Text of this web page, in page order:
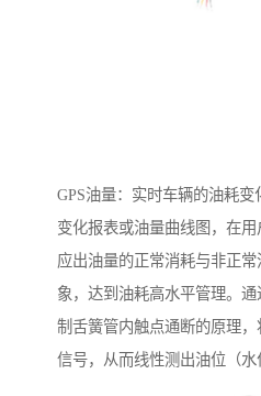
GPS油量：实时车辆的油耗
变化报表或油量曲线图，在
应出油量的正常消耗与非正
象，达到油耗高水平管理。
制舌簧管内触点通断的原理
信号，从而线性测出油位（水